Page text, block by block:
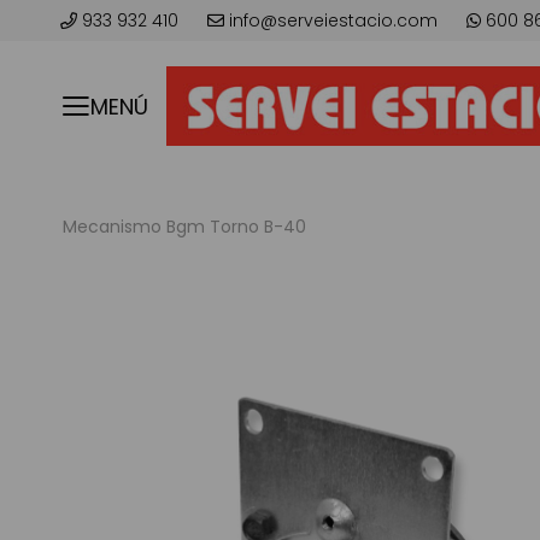
933 932 410 info@serveiestacio.com 600
MENÚ
Mecanismo Bgm Torno B-40